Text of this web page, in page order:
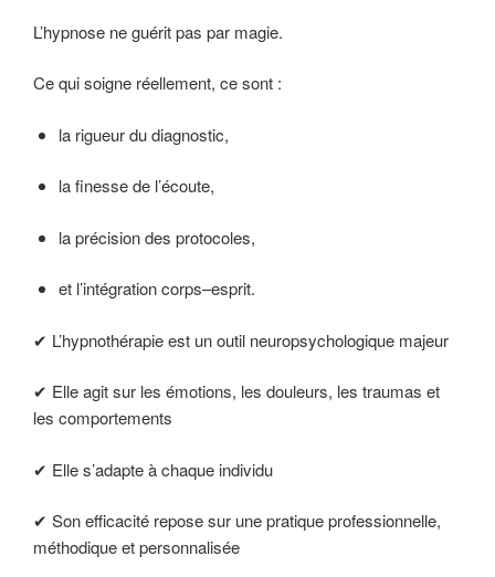
L’hypnose ne guérit pas par magie.
Ce qui soigne réellement, ce sont :
la rigueur du diagnostic,
la finesse de l’écoute,
la précision des protocoles,
et l’intégration corps–esprit.
✔ L’hypnothérapie est un outil neuropsychologique majeur
✔ Elle agit sur les émotions, les douleurs, les traumas et
les comportements
✔ Elle s’adapte à chaque individu
✔ Son efficacité repose sur une pratique professionnelle,
méthodique et personnalisée